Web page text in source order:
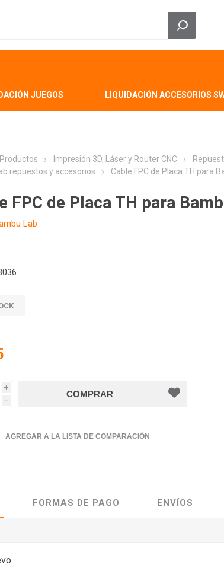
JUEGOS LIQUIDACIÓN ACCESORIOS
Productos Impresión 3D, Láser y Router CNC
repuestos y accesorios
Cable FPC de Placa TH para
FPC de Placa TH para
Lab
i
h
AGREGAR A LA LISTA DE COMPARACIÓN
FORMAS DE PAGO ENVÍOS